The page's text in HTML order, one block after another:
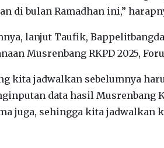
di bulan Ramadhan ini,”
lanjut Taufik,
Musrenbang RKPD 2025,
kita jadwalkan sebelumnya
data hasil Musrenbang
juga, sehingga kita jadwalkan